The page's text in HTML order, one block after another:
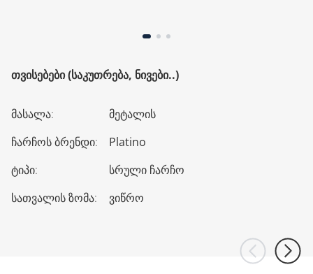
ᲗᲕᲘᲡᲔᲑᲔᲑᲘ (ᲡᲐᲙᲣᲗᲠᲔᲑᲐ, ᲜᲘᲕᲔᲑᲘ..)
მასალა:
მეტალის
ჩარჩოს ბრენდი:
Platino
ტიპი:
სრული ჩარჩო
სათვალის ზომა: ვიწრო